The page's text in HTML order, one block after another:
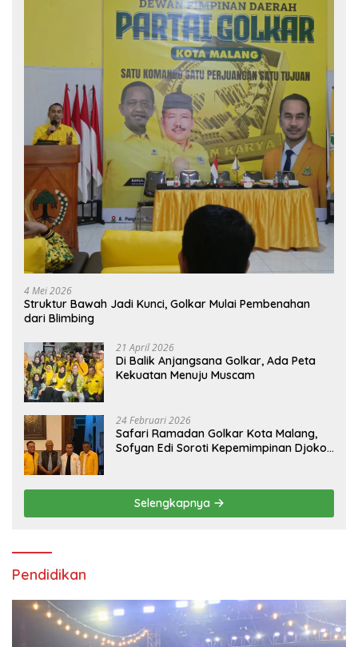
4 Mei 2026
Struktur Bawah Jadi Kunci, Golkar Mulai Pembenahan
dari Blimbing
21 April 2026
Di Balik Anjangsana Golkar, Ada Peta
Kekuatan Menuju Muscam
24 Februari 2026
Safari Ramadan Golkar Kota Malang,
Sofyan Edi Soroti Kepemimpinan Djoko
Selengkapnya
Pendidikan